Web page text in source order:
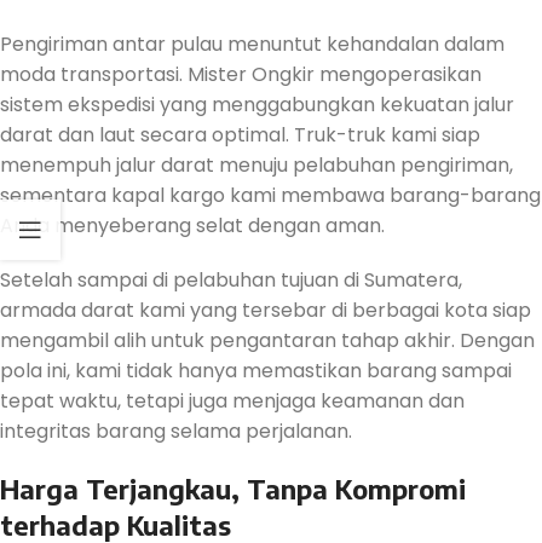
Pengiriman antar pulau menuntut kehandalan dalam
moda transportasi. Mister Ongkir mengoperasikan
sistem ekspedisi yang menggabungkan kekuatan jalur
darat dan laut secara optimal. Truk-truk kami siap
menempuh jalur darat menuju pelabuhan pengiriman,
sementara kapal kargo kami membawa barang-barang
Anda menyeberang selat dengan aman.
Setelah sampai di pelabuhan tujuan di Sumatera,
armada darat kami yang tersebar di berbagai kota siap
mengambil alih untuk pengantaran tahap akhir. Dengan
pola ini, kami tidak hanya memastikan barang sampai
tepat waktu, tetapi juga menjaga keamanan dan
integritas barang selama perjalanan.
Harga Terjangkau, Tanpa Kompromi
terhadap Kualitas